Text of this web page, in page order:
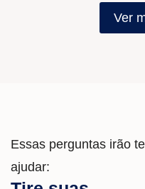
Ver
Essas perguntas irão te
ajudar: